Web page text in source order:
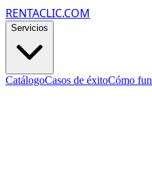
RENTACLIC.COM
Servicios
CatálogoCasos de éxitoCómo